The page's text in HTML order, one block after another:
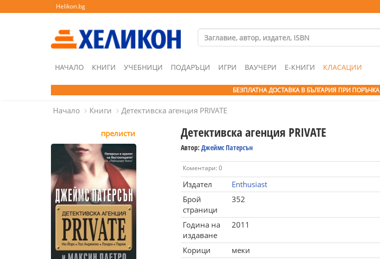
Helikon.bg
НАЧАЛО КНИГИ УЧЕБНИЦИ ПОДАРЪЦИ ИГРИ ВАУЧЕРИ Е-КНИГИ КЛАСАЦИИ
БЕЗПЛАТНА ДОСТАВКА В БЪЛГАРИЯ ПРИ ПОРЪЧКА
Начало Книги Детективска агенция PRIVATE
прелисти Детективска агенция PRIVATE
Автор: Джеймс Патерсън
Коментари: 0
Издател
Enthusiast
Брой
страници
352
Година на
издаване
2011
Корици
меки